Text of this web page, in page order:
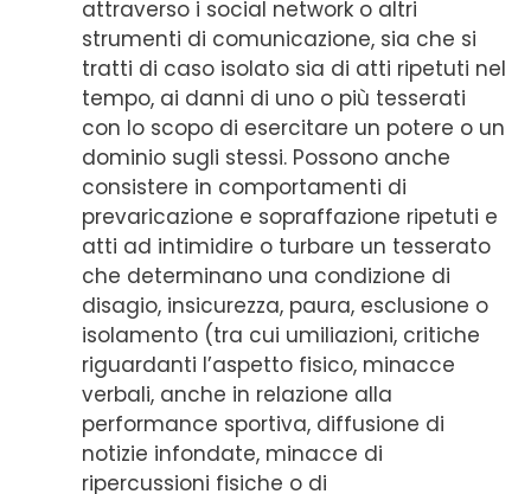
attraverso i social network o altri
strumenti di comunicazione, sia che si
tratti di caso isolato sia di atti ripetuti nel
tempo, ai danni di uno o più tesserati
con lo scopo di esercitare un potere o un
dominio sugli stessi. Possono anche
consistere in comportamenti di
prevaricazione e sopraffazione ripetuti e
atti ad intimidire o turbare un tesserato
che determinano una condizione di
disagio, insicurezza, paura, esclusione o
isolamento (tra cui umiliazioni, critiche
riguardanti l’aspetto fisico, minacce
verbali, anche in relazione alla
performance sportiva, diffusione di
notizie infondate, minacce di
ripercussioni fisiche o di